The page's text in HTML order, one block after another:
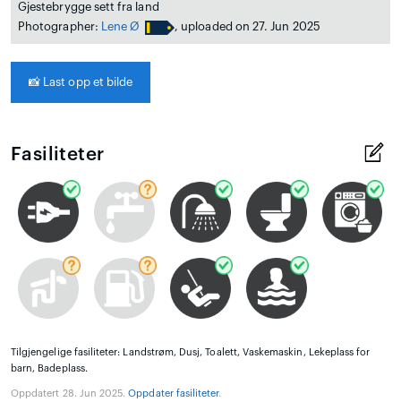
Gjestebrygge sett fra land
Photographer:
Lene Ø , uploaded on 27. Jun 2025
📸 Last opp et bilde
Fasiliteter
Tilgjengelige fasiliteter: Landstrøm, Dusj, Toalett, Vaskemaskin, Lekeplass for
barn, Badeplass.
Oppdatert 28. Jun 2025.Oppdater fasiliteter.